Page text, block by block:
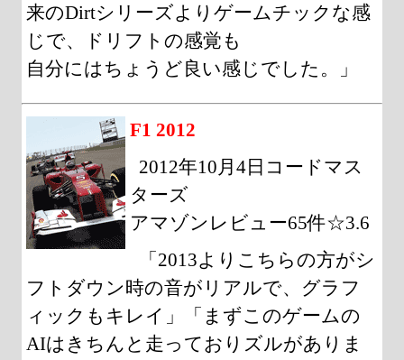
来のDirtシリーズよりゲームチックな感
じで、ドリフトの感覚も
自分にはちょうど良い感じでした。」
F1 2012
2012年10月4日コードマス
ターズ
アマゾンレビュー65件☆3.6
「2013よりこちらの方がシ
フトダウン時の音がリアルで、グラフ
ィックもキレイ」「まずこのゲームの
AIはきちんと走っておりズルがありま